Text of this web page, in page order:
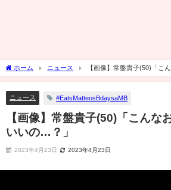
ホーム ニュース
【画像】常盤貴子(50)「こ
の…？」
ニュース #EatsMatteosBdaysaMB
【画像】常盤貴子(50)「こんな
いいの…？」
2023年4月23日 2023年4月23日